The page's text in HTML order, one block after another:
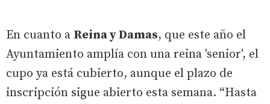
En cuanto a Reina y Damas, que este año el
Ayuntamiento amplía con una reina 'senior', el
cupo ya está cubierto, aunque el plazo de
inscripción sigue abierto esta semana. “Hasta